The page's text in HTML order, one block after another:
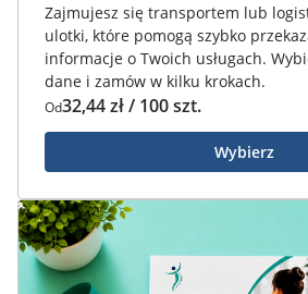
Zajmujesz się transportem lub
ulotki, które pomogą szybko
informacje o Twoich usługach.
dane i zamów w kilku krokach.
Od32,44 zł / 100 szt.
Wybierz